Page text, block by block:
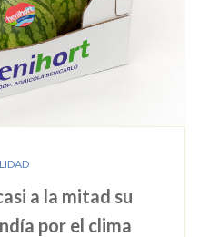
a la mitad su
por el clima